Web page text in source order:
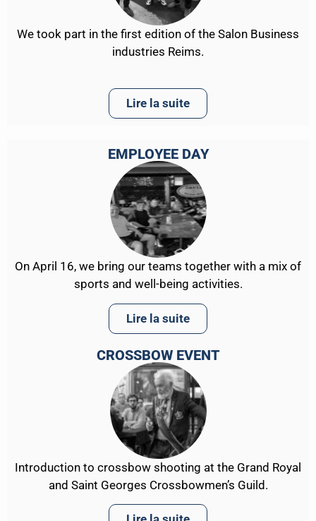
We took part in the first edition of the Salon Business
industries Reims.
Lire la suite
EMPLOYEE DAY
On April 16, we bring our teams together with a mix of
sports and well-being activities.
Lire la suite
CROSSBOW EVENT
Introduction to crossbow shooting at the Grand Royal
and Saint Georges Crossbowmen’s Guild.